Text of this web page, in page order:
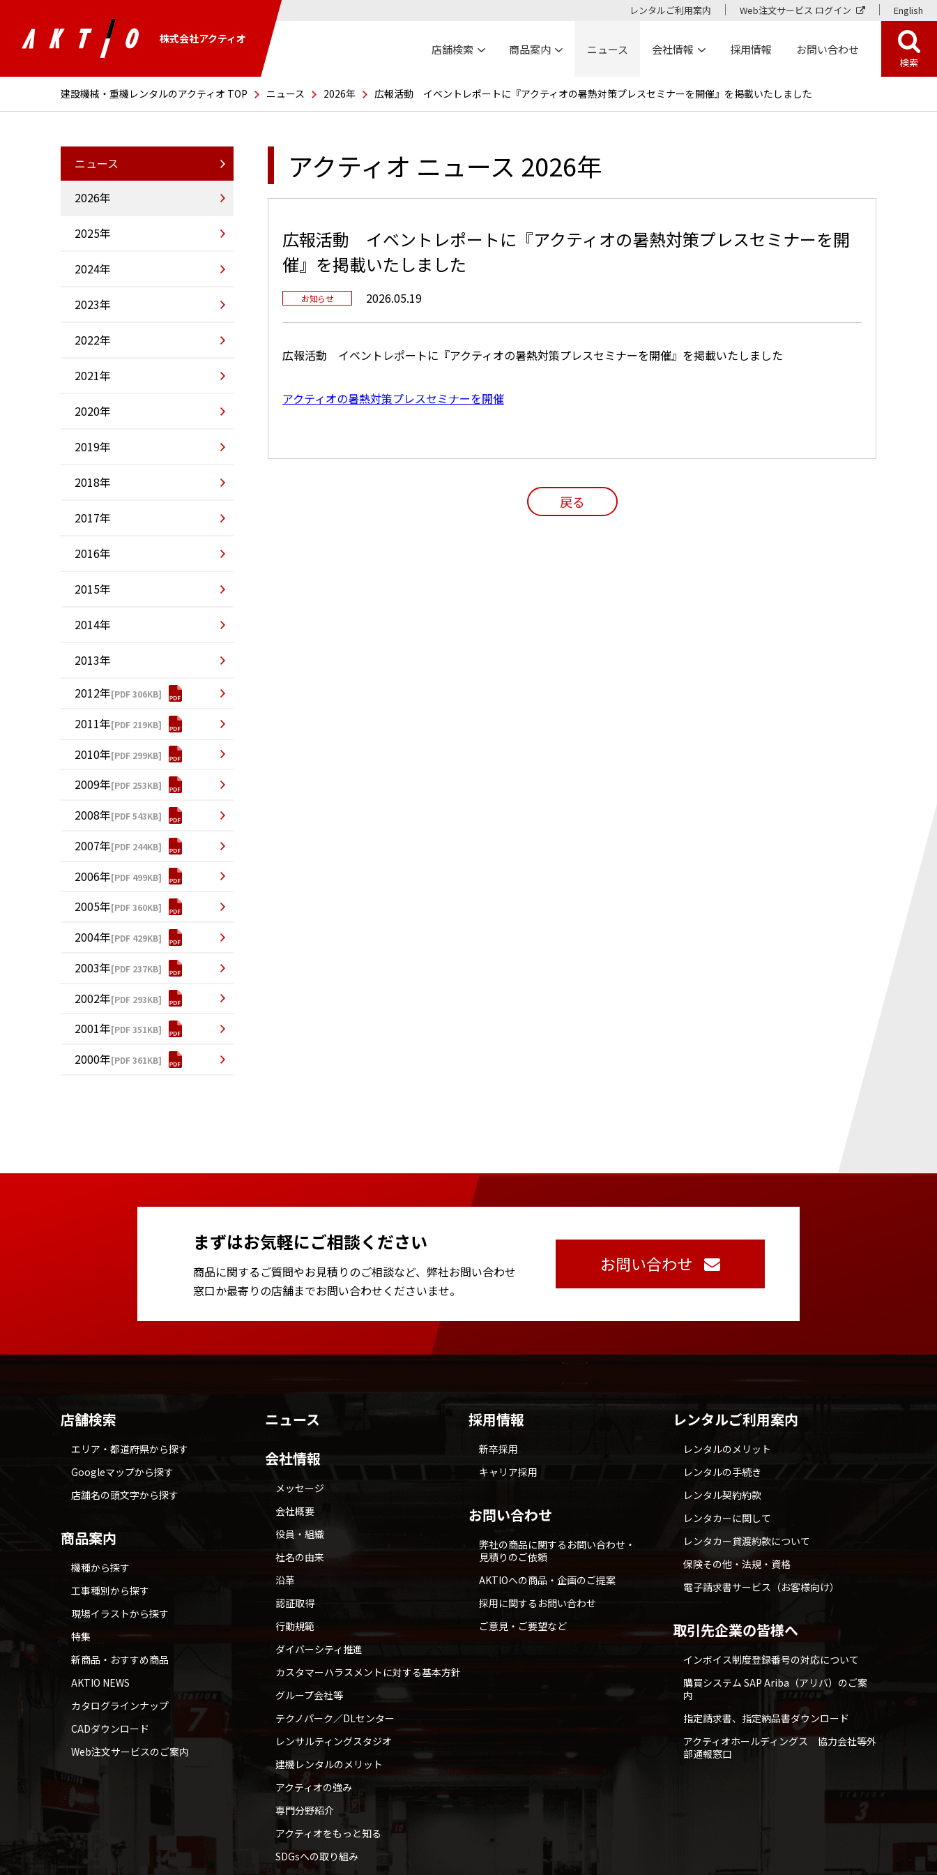
株式会社アクティオ
レンタルご利用案内 Web注文サービス ログイン English
店舗検索 商品案内 ニュース 会社情報 採用情報 お問い合わせ
検索
建設機械・重機レンタルのアクティオ TOP ニュース 2026年 広報活動 イベントレポートに『アクティオの暑熱対策プレスセミナーを開催』を掲載いたしました
アクティオ ニュース 2026年
広報活動 イベントレポートに『アクティオの暑熱対策プレスセミナーを開
催』を掲載いたしました
お知らせ 2026.05.19
広報活動 イベントレポートに『アクティオの暑熱対策プレスセミナーを開催』を掲載いたしました
アクティオの暑熱対策プレスセミナーを開催
戻る
ニュース
2026年
2025年
2024年
2023年
2022年
2021年
2020年
2019年
2018年
2017年
2016年
2015年
2014年
2013年
2012年[PDF 306KB]
2011年[PDF 219KB]
2010年[PDF 299KB]
2009年[PDF 253KB]
2008年[PDF 543KB]
2007年[PDF 244KB]
2006年[PDF 499KB]
2005年[PDF 360KB]
2004年[PDF 429KB]
2003年[PDF 237KB]
2002年[PDF 293KB]
2001年[PDF 351KB]
2000年[PDF 361KB]
まずはお気軽にご相談ください
商品に関するご質問やお見積りのご相談など、 弊社お問い合わせ
窓口か最寄りの店舗までお問い合わせくださいませ。
お問い合わせ
店舗検索
エリア・都道府県から探す
Googleマップから探す
店舗名の頭文字から探す
商品案内
機種から探す
工事種別から探す
現場イラストから探す
特集
新商品・おすすめ商品
AKTIO NEWS
カタログラインナップ
CADダウンロード
Web注文サービスのご案内
ニュース
会社情報
メッセージ
会社概要
役員・組織
社名の由来
沿革
認証取得
行動規範
ダイバーシティ推進
カスタマーハラスメントに対する基本方針
グループ会社等
テクノパーク／DLセンター
レンサルティングスタジオ
建機レンタルのメリット
アクティオの強み
専門分野紹介
アクティオをもっと知る
SDGsへの取り組み
採用情報
新卒採用
キャリア採用
お問い合わせ
弊社の商品に関するお問い合わせ・
見積りのご依頼
AKTIOへの商品・企画のご提案
採用に関するお問い合わせ
ご意見・ご要望など
レンタルご利用案内
レンタルのメリット
レンタルの手続き
レンタル契約約款
レンタカーに関して
レンタカー貸渡約款について
保険その他・法規・資格
電子請求書サービス（お客様向け）
取引先企業の皆様へ
インボイス制度登録番号の対応について
購買システム SAP Ariba（アリバ）のご案
内
指定請求書、指定納品書ダウンロード
アクティオホールディングス 協力会社等外
部通報窓口